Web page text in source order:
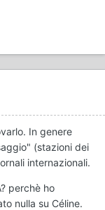
In genere
(stazioni dei
internazionali.
perchè ho
nulla su Céline.